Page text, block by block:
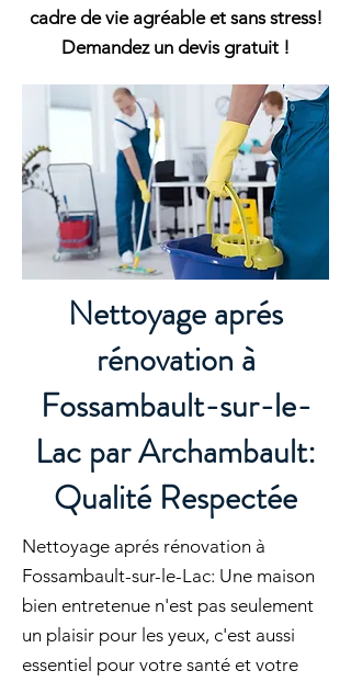
cadre de vie agréable et sans stress!
Demandez un devis gratuit !
Nettoyage aprés
rénovation à
Fossambault-sur-le-
Lac par Archambault:
Qualité Respectée
Nettoyage aprés rénovation à
Fossambault-sur-le-Lac: Une maison
bien entretenue n'est pas seulement
un plaisir pour les yeux, c'est aussi
essentiel pour votre santé et votre